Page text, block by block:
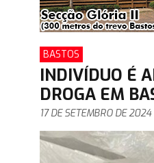
BASTOS
INDIVÍDUO É
DROGA EM
17 DE SETEMBRO DE 2024